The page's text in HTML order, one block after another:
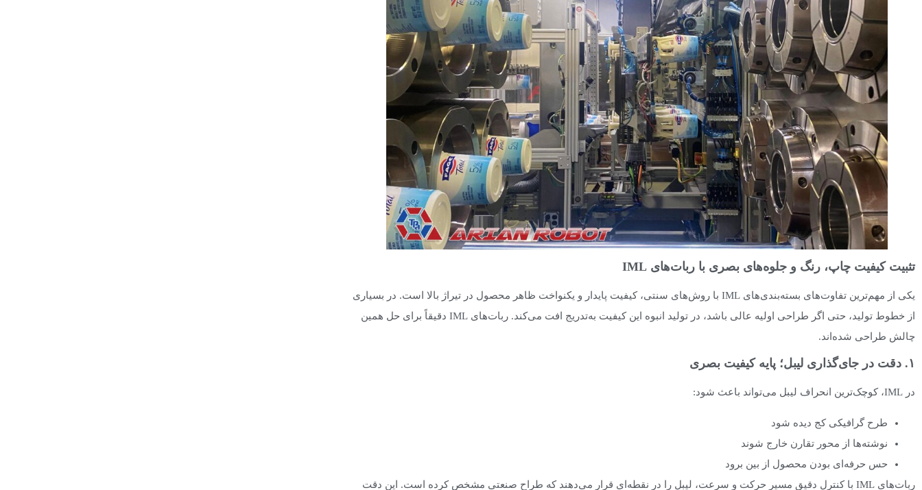
تثبیت کیفیت چاپ، رنگ و جلوه‌های بصری با ربات‌های IML
یکی از مهم‌ترین تفاوت‌های بسته‌بندی‌های IML با روش‌های سنتی، کیفیت پایدار و یکنواخت ظاهر محصول در تیراژ بالا است. در بسیاری
از خطوط تولید، حتی اگر طراحی اولیه عالی باشد، در تولید انبوه این کیفیت به‌تدریج افت می‌کند. ربات‌های IML دقیقاً برای حل همین
چالش طراحی شده‌اند.
۱. دقت در جای‌گذاری لیبل؛ پایه کیفیت بصری
در IML، کوچک‌ترین انحراف لیبل می‌تواند باعث شود:
طرح گرافیکی کج دیده شود
نوشته‌ها از محور تقارن خارج شوند
حس حرفه‌ای بودن محصول از بین برود
ربات‌های IML با کنترل دقیق مسیر حرکت و سرعت، لیبل را در نقطه‌ای قرار می‌دهند که طراح صنعتی مشخص کرده است. این دقت